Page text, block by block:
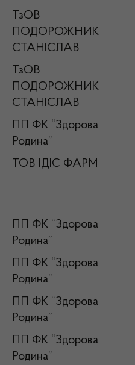
ТзОВ
ПОДОРОЖНИК
СТАНІСЛАВ
ТзОВ
ПОДОРОЖНИК
СТАНІСЛАВ
ПП ФК “Здорова
Родина”
ТОВ ІДІС ФАРМ
ПП ФК “Здорова
Родина”
ПП ФК “Здорова
Родина”
ПП ФК “Здорова
Родина”
ПП ФК “Здорова
Родина”